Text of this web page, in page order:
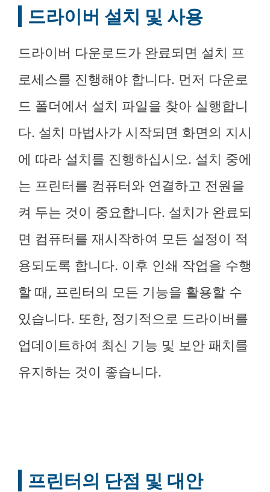
드라이버 설치 및 사용
드라이버 다운로드가 완료되면 설치 프
로세스를 진행해야 합니다. 먼저 다운로
드 폴더에서 설치 파일을 찾아 실행합니
다. 설치 마법사가 시작되면 화면의 지시
에 따라 설치를 진행하십시오. 설치 중에
는 프린터를 컴퓨터와 연결하고 전원을
켜 두는 것이 중요합니다. 설치가 완료되
면 컴퓨터를 재시작하여 모든 설정이 적
용되도록 합니다. 이후 인쇄 작업을 수행
할 때, 프린터의 모든 기능을 활용할 수
있습니다. 또한, 정기적으로 드라이버를
업데이트하여 최신 기능 및 보안 패치를
유지하는 것이 좋습니다.
프린터의 단점 및 대안